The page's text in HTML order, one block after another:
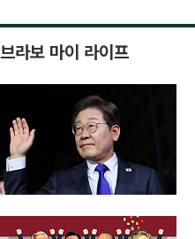
브라보 마이 라이프